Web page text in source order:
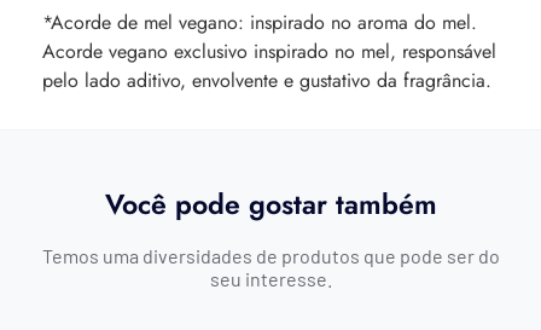
*Acorde de mel vegano: inspirado no aroma do mel.
Acorde vegano exclusivo inspirado no mel, responsável
pelo lado aditivo, envolvente e gustativo da fragrância.
Você pode gostar também
Temos uma diversidades de produtos que pode ser do
seu interesse.